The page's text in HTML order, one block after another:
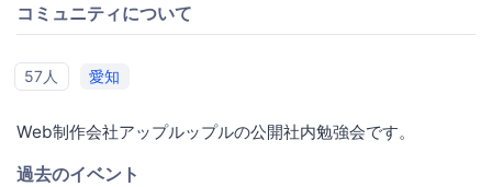
コミュニティについて
57人 愛知
Web制作会社アップルップルの公開社内勉強会です。
過去のイベント